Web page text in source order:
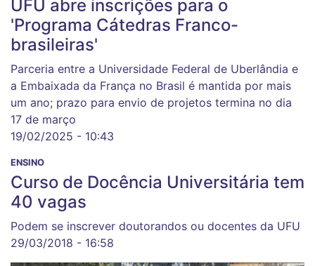
UFU abre inscrições para o
'Programa Cátedras Franco-
brasileiras'
Parceria entre a Universidade Federal de Uberlândia e
a Embaixada da França no Brasil é mantida por mais
um ano; prazo para envio de projetos termina no dia
17 de março
19/02/2025 - 10:43
ENSINO
Curso de Docência Universitária tem
40 vagas
Podem se inscrever doutorandos ou docentes da UFU
29/03/2018 - 16:58